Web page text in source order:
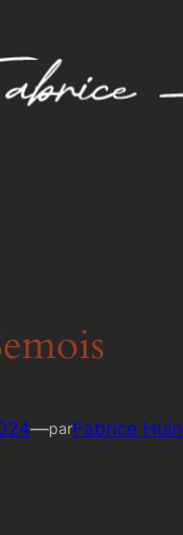
—parFabrice Huin